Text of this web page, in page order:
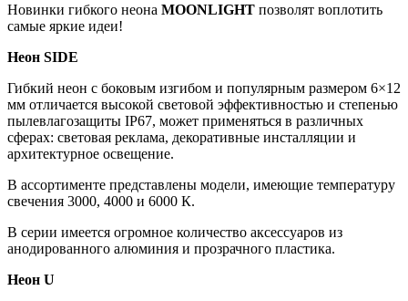
Новинки гибкого неона MOONLIGHT позволят воплотить
самые яркие идеи!
Неон SIDE
Гибкий неон с боковым изгибом и популярным размером 6×12
мм отличается высокой световой эффективностью и степенью
пылевлагозащиты IP67, может применяться в различных
сферах: световая реклама, декоративные инсталляции и
архитектурное освещение.
В ассортименте представлены модели, имеющие температуру
свечения 3000, 4000 и 6000 К.
В серии имеется огромное количество аксессуаров из
анодированного алюминия и прозрачного пластика.
Неон U